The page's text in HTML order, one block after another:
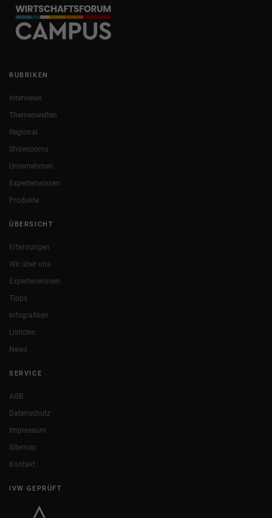
RUBRIKEN
Interviews
Themenwelten
Regional
Showrooms
Unternehmen
Expertenwissen
Produkte
ÜBERSICHT
Erfahrungen
Wir über uns
Expertenwissen
Tipps
Infografiken
Listicles
News
SERVICE
AGB
Datenschutz
Impressum
Sitemap
Kontakt
IVW GEPRÜFT